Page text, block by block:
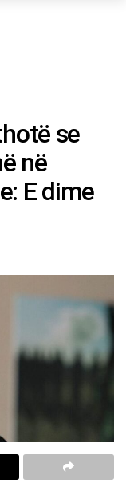
se
në
E dime